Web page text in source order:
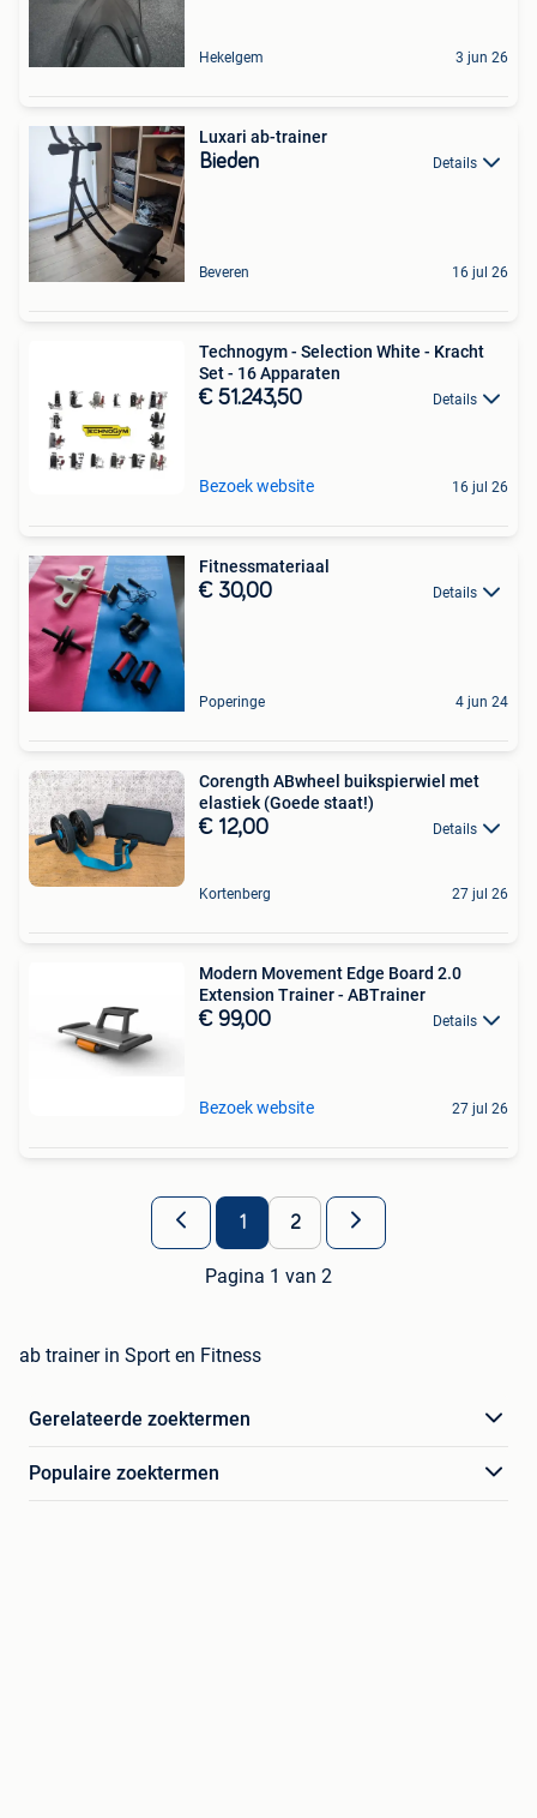
Hekelgem 3 jun 26
Luxari ab-trainer
Bieden Details
Beveren 16 jul 26
Technogym - Selection White - Kracht
Set - 16 Apparaten
€ 51.243,50 Details
Bezoek website 16 jul 26
Fitnessmateriaal
€ 30,00 Details
Poperinge 4 jun 24
Corength ABwheel buikspierwiel met
elastiek (Goede staat!)
€ 12,00 Details
Kortenberg 27 jul 26
Modern Movement Edge Board 2.0
Extension Trainer - ABTrainer
€ 99,00 Details
Bezoek website 27 jul 26
1 2
Pagina 1 van 2
ab trainer in Sport en Fitness
Gerelateerde zoektermen
Populaire zoektermen